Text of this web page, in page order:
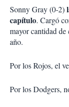
Sonny Gray (0-2)
capítulo. Cargó
mayor cantidad
año.
Por los Rojos, el
Por los Dodgers,